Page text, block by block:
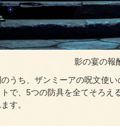
影の宴の報
うち、ザンミーアの呪文使
で、5つの防具を全てそろ
す。